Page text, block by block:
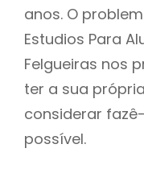
anos. O
Estudios Para
Felgueiras nos
ter a sua própria
considerar
possível.